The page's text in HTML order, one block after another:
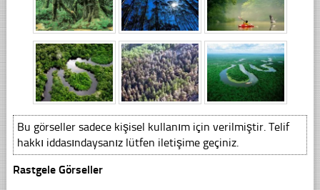
Bu görseller sadece kişisel kullanım için verilmiştir. Telif
hakkı iddasındaysanız lütfen iletişime geçiniz.
Rastgele Görseller